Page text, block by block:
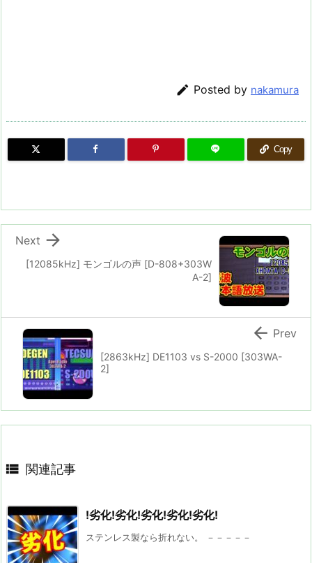
 Posted by nakamura
Copy
[12085kHz] モンゴルの声 [D-808+303W
A-2]

Next
[2863kHz] DE1103 vs S-2000 [303WA-
2]
 Prev
 関連記事
!劣化!劣化!劣化!劣化!劣化!
ステンレス製なら折れない。 －－－－－